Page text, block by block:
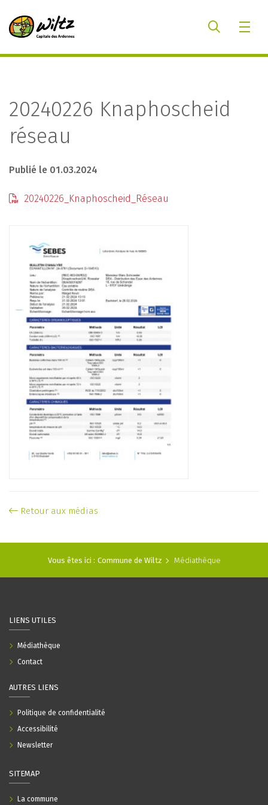
20240226 Knaphoscheid
réseau
Publié le 01.03.2024
20240226_Knaphoscheid_Réseau
Retour aux médias
Vous êtes ici : Commune de Wiltz Médiathèque
SITEMAP
La commune
LIENS UTILES
Médiathèque
Contact
AUTRES LIENS
Politique de confidentialité
Accessibilité
Newsletter